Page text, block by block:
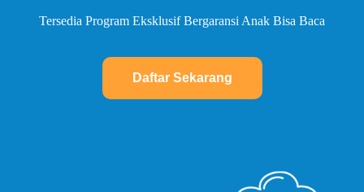
Tersedia Program Eksklusif Bergaransi Anak Bisa Baca
Daftar Sekarang